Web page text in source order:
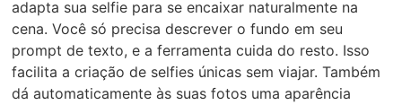
adapta sua selfie para se encaixar naturalmente na
cena. Você só precisa descrever o fundo em seu
prompt de texto, e a ferramenta cuida do resto. Isso
facilita a criação de selfies únicas sem viajar. Também
dá automaticamente às suas fotos uma aparência